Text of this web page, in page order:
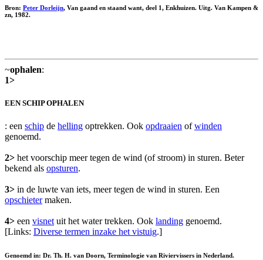
Bron: Peter Dorleijn, Van gaand en staand want, deel 1, Enkhuizen. Uitg. Van Kampen &
zn, 1982.
~ophalen:
1>
EEN SCHIP OPHALEN
: een schip de helling optrekken. Ook opdraaien ofwinden
genoemd.
2> het voorschip meer tegen de wind (of stroom) in sturen. Beter
bekend als opsturen.
3> in de luwte van iets, meer tegen de wind in sturen. Een
opschietermaken.
4> een visnet uit het water trekken. Ook landing genoemd.
[Links: Diverse termen inzake het vistuig.]
Genoemd in: Dr. Th. H. van Doorn, Terminologie van Riviervissers in Nederland.